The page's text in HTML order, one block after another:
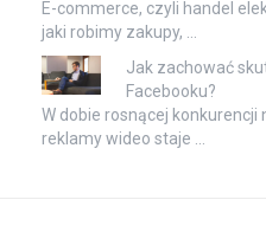
E-commerce, czyli handel
jaki robimy zakupy, …
Jak zachować
Facebooku?
W dobie rosnącej konkurencji
reklamy wideo staje …